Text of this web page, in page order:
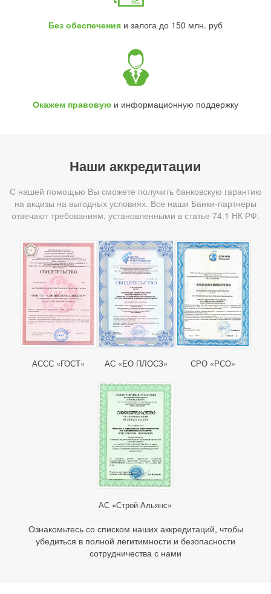
Без обеспечения и залога до 150 млн. руб
Окажем правовую и информационную поддержку
Наши аккредитации
С нашей помощью Вы сможете получить банковскую гарантию
на акцизы на выгодных условиях. Все наши Банки-партнеры
отвечают требованиям, установленными в статье 74.1 НК РФ.
АССС «ГОСТ» АС «ЕО ПЛОСЗ» СРО «РСО»
АС «Строй-Альянс»
Ознакомьтесь со списком наших аккредитаций, чтобы
убедиться в полной легитимности и безопасности
сотрудничества с нами